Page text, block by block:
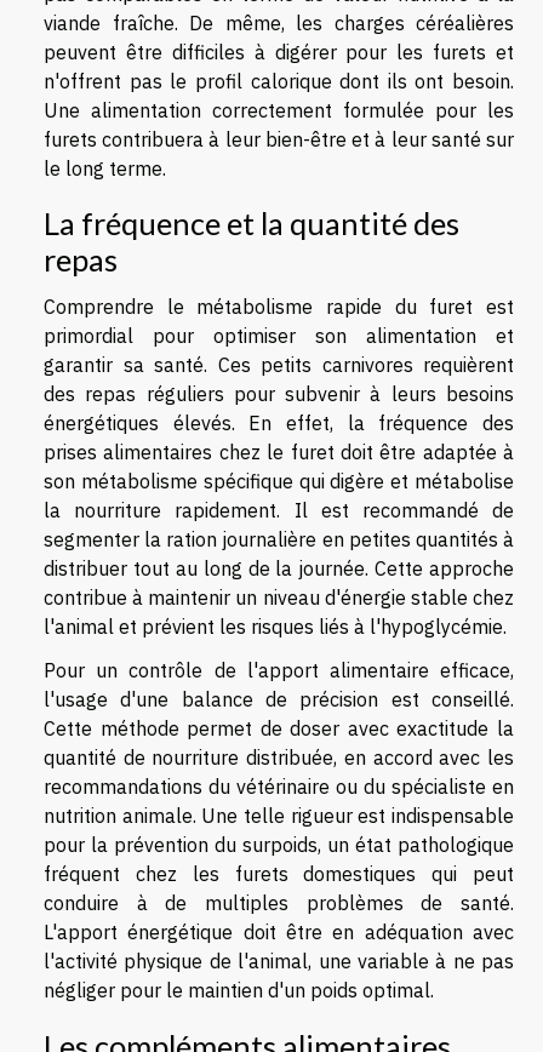
viande fraîche. De même, les charges céréalières
peuvent être difficiles à digérer pour les furets et
n'offrent pas le profil calorique dont ils ont besoin.
Une alimentation correctement formulée pour les
furets contribuera à leur bien-être et à leur santé sur
le long terme.
La fréquence et la quantité des
repas
Comprendre le métabolisme rapide du furet est
primordial pour optimiser son alimentation et
garantir sa santé. Ces petits carnivores requièrent
des repas réguliers pour subvenir à leurs besoins
énergétiques élevés. En effet, la fréquence des
prises alimentaires chez le furet doit être adaptée à
son métabolisme spécifique qui digère et métabolise
la nourriture rapidement. Il est recommandé de
segmenter la ration journalière en petites quantités à
distribuer tout au long de la journée. Cette approche
contribue à maintenir un niveau d'énergie stable chez
l'animal et prévient les risques liés à l'hypoglycémie.
Pour un contrôle de l'apport alimentaire efficace,
l'usage d'une balance de précision est conseillé.
Cette méthode permet de doser avec exactitude la
quantité de nourriture distribuée, en accord avec les
recommandations du vétérinaire ou du spécialiste en
nutrition animale. Une telle rigueur est indispensable
pour la prévention du surpoids, un état pathologique
fréquent chez les furets domestiques qui peut
conduire à de multiples problèmes de santé.
L'apport énergétique doit être en adéquation avec
l'activité physique de l'animal, une variable à ne pas
négliger pour le maintien d'un poids optimal.